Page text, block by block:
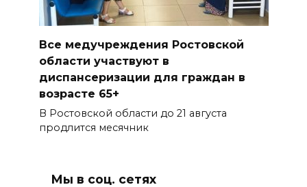
Все медучреждения Ростовской
области участвуют в
диспансеризации для граждан в
возрасте 65+
В Ростовской области до 21 августа
продлится месячник
Мы в соц. сетях